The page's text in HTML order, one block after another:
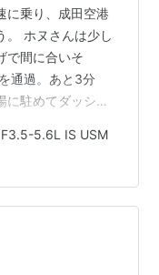
に乗り、成田空港
。 ホヌさんは少し
で間に合いそ
通過。あと3分
に駐めてダッシ
5.6L IS USM